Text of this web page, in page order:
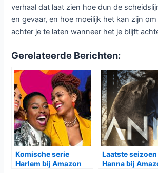
verhaal dat laat zien hoe dun de
en gevaar, en hoe moeilijk het kan zijn
achter je te laten wanneer het je blijft
Gerelateerde Berichten:
Komische serie
Harlem bij Amazon
Laatste seizoen
Hanna bij